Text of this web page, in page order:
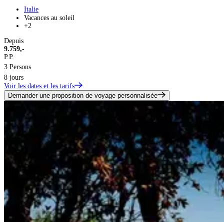
Italie
Vacances au soleil
+2
Depuis
9.759,-
P.P.
3 Persons
8 jours
Voir les dates et les tarifs
Demander une proposition de voyage personnalisée